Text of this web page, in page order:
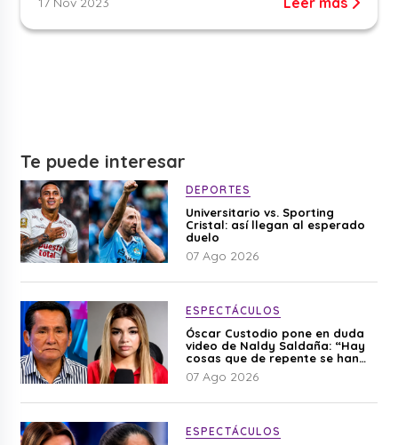
Te puede interesar
DEPORTES
Universitario vs. Sporting
Cristal: así llegan al esperado
duelo
07 Ago 2026
ESPECTÁCULOS
Óscar Custodio pone en duda
video de Naldy Saldaña: “Hay
cosas que de repente se han
editado”
07 Ago 2026
ESPECTÁCULOS